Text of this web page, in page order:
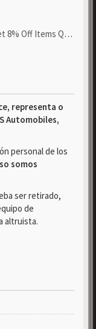
Quickly to Test ...
representa o
Automobiles,
personal de los
somos
ser retirado,
de
altruista.